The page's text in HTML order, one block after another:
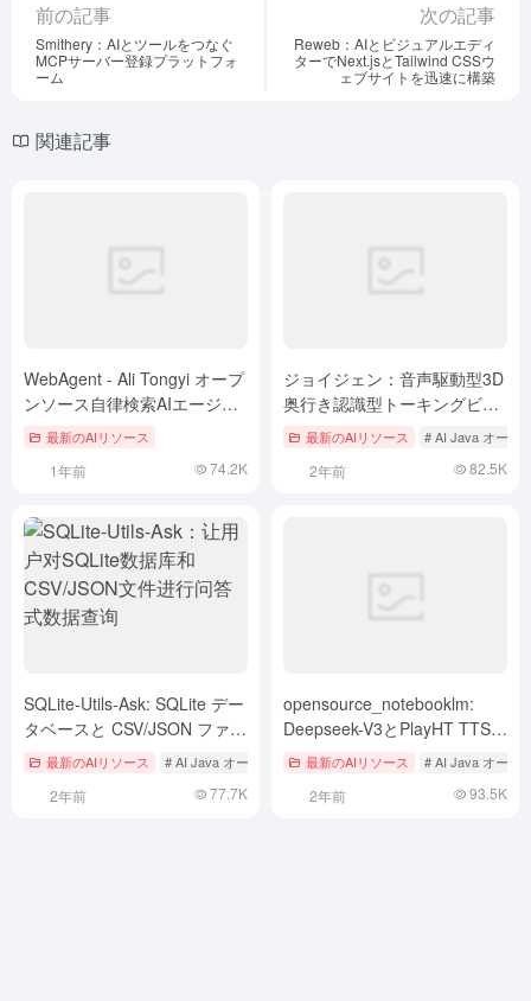
前の記事
Smithery：AIとツールをつなぐ
MCPサーバー登録プラットフォ
ーム
次の記事
Reweb：AIとビジュアルエディ
ターでNext.jsとTailwind CSSウ
ェブサイトを迅速に構築
関連記事
WebAgent - Ali Tongyi オープ
ンソース自律検索AIエージェ
ント最新のAIリソース
1年前 74.2K
ジョイジェン：音声駆動型3D
奥行き認識型トーキングビデ
オ編集ツール
最新のAIリソース # AI Java オープ
2年前 82.5K
SQLite-Utils-Ask: SQLite デー
タベースと CSV/JSON ファイ
ルにクエリデータをクエリで
最新のAIリソース # AI Java オープンソースプロジェクト # AIデータ分析
2年前 77.7K
opensource_notebooklm:
Deepseek-V3とPlayHT TTS
に基づくNotebookLMのオー
最新のAIリソース # AI Java オープ
2年前 93.5K